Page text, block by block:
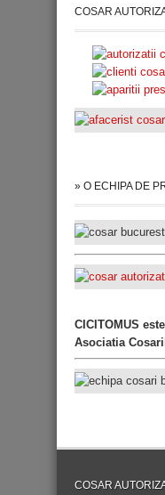
COSAR
» O ECHIPA DE
CICITOMUS
Asociatia
COSAR